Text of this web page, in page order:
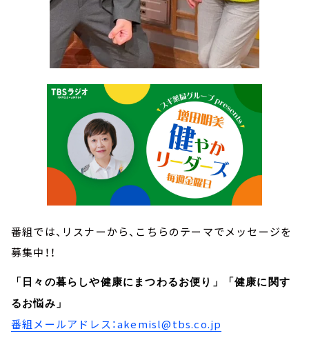
番組では、リスナーから、こちらのテーマでメッセージを
募集中！！
「日々の暮らしや健康にまつわるお便り」「健康に関す
るお悩み」
番組メールアドレス：akemisl@tbs.co.jp